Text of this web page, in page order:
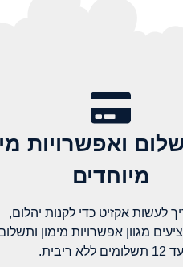
ואפשרויות
מיוחדים
לעשות אקזיט כדי לקנות יהלום,
מגוון אפשרויות מימון
עד 12 תשלומים ללא ריבית.